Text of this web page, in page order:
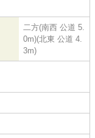
二方(南西 公道 5.
0m)(北東 公道 4.
3m)